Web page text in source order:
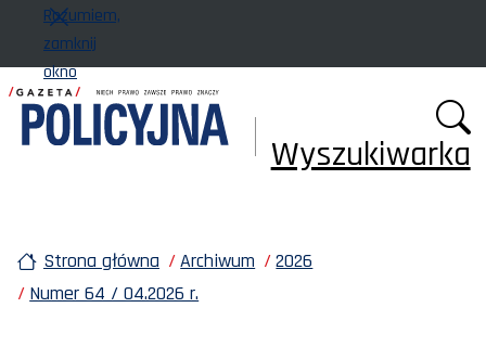
Rozumiem,
zamknij
okno
Wyszukiwarka
Strona główna Archiwum
2026
Numer 64 / 04.2026 r.